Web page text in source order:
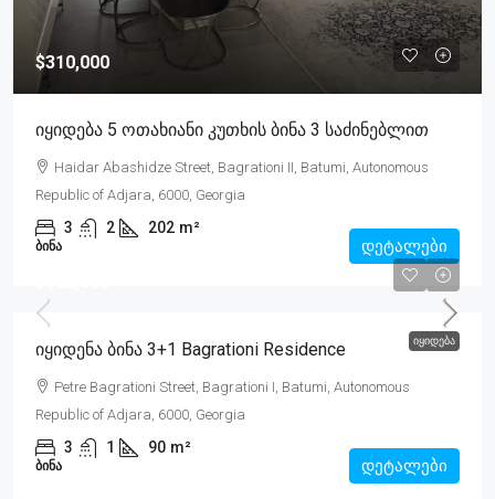
$310,000
Იყიდება 5 Ოთახიანი Კუთხის Ბინა 3 Საძინებლით
Haidar Abashidze Street, Bagrationi II, Batumi, Autonomous
Republic of Adjara, 6000, Georgia
3 2 202 m²
ᲑᲘᲜᲐ დეტალები
ᲘᲧᲘᲓᲔᲑᲐ
Იყიდენა Ბინა 3+1 Bagrationi Residence
Petre Bagrationi Street, Bagrationi I, Batumi, Autonomous
Republic of Adjara, 6000, Georgia
3 1 90 m²
ᲑᲘᲜᲐ დეტალები